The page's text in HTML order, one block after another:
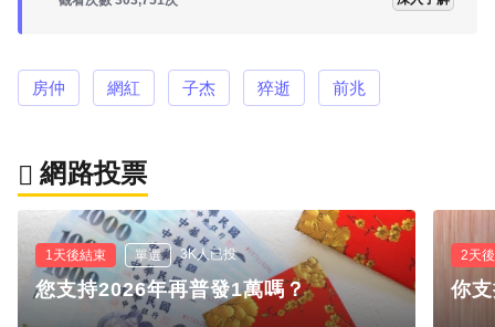
房仲 網紅 子杰 猝逝 前兆
網路投票
1天後結束 單選 3K人已投
您支持2026年再普發1萬嗎？
2天
你